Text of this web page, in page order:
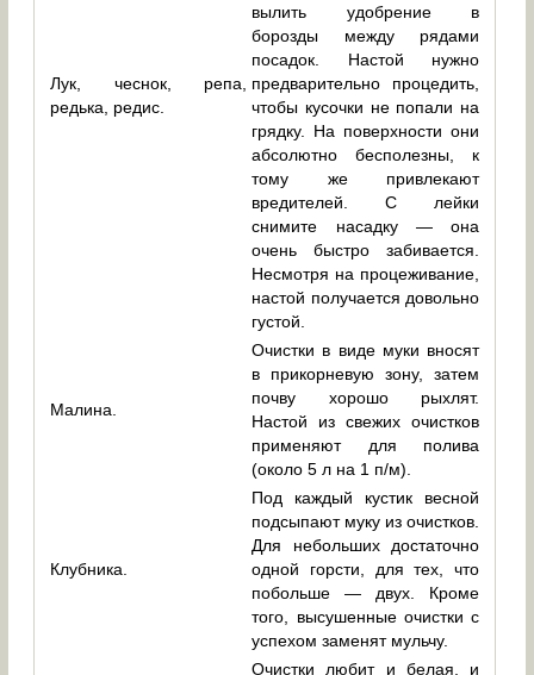
Лук, чеснок, репа,
редька, редис.
вылить удобрение в
борозды между рядами
посадок. Настой нужно
предварительно процедить,
чтобы кусочки не попали на
грядку. На поверхности они
абсолютно бесполезны, к
тому же привлекают
вредителей. С лейки
снимите насадку — она
очень быстро забивается.
Несмотря на процеживание,
настой получается довольно
густой.
Малина.
Очистки в виде муки вносят
в прикорневую зону, затем
почву хорошо рыхлят.
Настой из свежих очистков
применяют для полива
(около 5 л на 1 п/м).
Клубника.
Под каждый кустик весной
подсыпают муку из очистков.
Для небольших достаточно
одной горсти, для тех, что
побольше — двух. Кроме
того, высушенные очистки с
успехом заменят мульчу.
Очистки любит и белая, и